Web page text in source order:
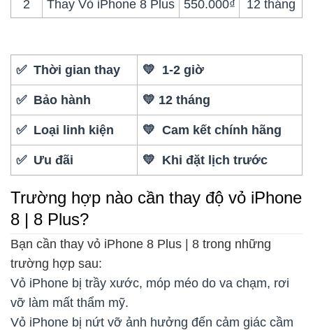
2
Thay Vỏ iPhone 8 Plus 550.000₫ 12 tháng
✅ Thời gian thay 💛 1-2 giờ
✅ Bảo hành 💛 12 tháng
✅ Loại linh kiện 💛 Cam kết chính hãng
✅ Ưu đãi 💛 Khi đặt lịch trước
Trường hợp nào cần thay độ vỏ iPhone
8 | 8 Plus?
Bạn cần thay vỏ iPhone 8 Plus | 8 trong những
trường hợp sau:
Vỏ iPhone bị trầy xước, móp méo do va chạm, rơi
vỡ làm mất thẩm mỹ.
Vỏ iPhone bị nứt vỡ ảnh hưởng đến cảm giác cầm